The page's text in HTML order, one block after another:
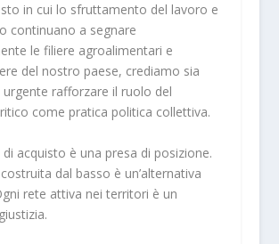
in cui lo sfruttamento del lavoro e
continuano a segnare
le filiere agroalimentari e
del nostro paese, crediamo sia
urgente rafforzare il ruolo del
come pratica politica collettiva.
di acquisto è una presa di posizione.
dal basso è un’alternativa
rete attiva nei territori è un